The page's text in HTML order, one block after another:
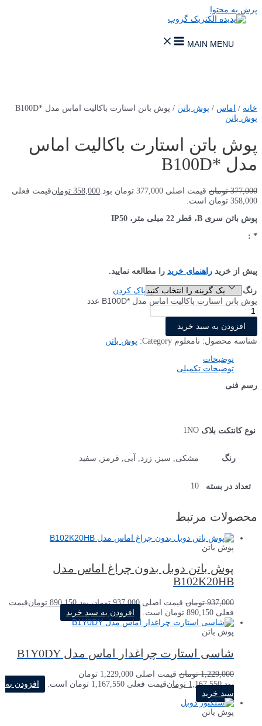
پرش به محتوا
MAIN MENU
خانه / اماس / پوش باتن / پوش باتن استارت باکالیت اماس مدل *B100D
پوش باتن
پوش باتن استارت باکالیت اماس
مدل *B100D
377,000 تومان قیمت اصلی 377,000 تومان بود. 358,000 تومانقیمت فعلی
358,000 تومان است.
پوش باتن سری B، قطر 22 میلی متر، IP50
* :
پیش از خرید راهنمای خرید را مطالعه نمایید.
رنگ
پاک کردن
پوش باتن استارت باکالیت اماس مدل *B100D عدد
افزودن به سبد خرید
شناسه محصول: نامعلوم Category: پوش باتن
توضیحات
توضیحات تکمیلی
رسم فنی
نوع کانتکت بلاک 1NO
رنگ مشکی, سبز, زرد, آبی, قرمز, سفید
تعداد در بسته 10
محصولات مرتبط
پوش باتن
پوش باتن دوبل بدون چراغ اماس مدل
B102K20HB
937,000 تومان قیمت اصلی 937,000 تومان بود. 890,150 تومانقیمت
فعلی 890,150 تومان است.
افزودن به سبد خرید
پوش باتن
شاسی استارت چراغدار اماس مدل B1Y0DY
1,229,000 تومان
قیمت اصلی 1,229,000 تومان
بود.1,167,550 تومانقیمت فعلی 1,167,550 تومان است.
افزودن به
سبد خرید
پوش باتن